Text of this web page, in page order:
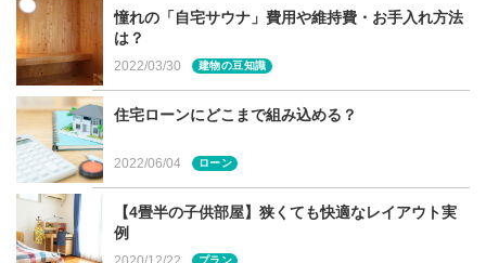
いうのも、絶対に必要とされる費用、例えば基礎工事だっ
たり、キッチンやトイレ、お風呂といった一般設備を省く
ことは出来ないので、人件費や部材の搬送費はほとんど変
わらないからです。
とはいえ、ぱっと見で比較がしやすい坪単価。どのように
すれば活用できるでしょうか？
憧れの「自宅サウナ」費用や維持費・お手入れ方法
は？
2022/03/30 建物の豆知識
住宅ローンにどこまで組み込める？
2022/06/04 ローン
【4畳半の子供部屋】狭くても快適なレイアウト実
例
プラン